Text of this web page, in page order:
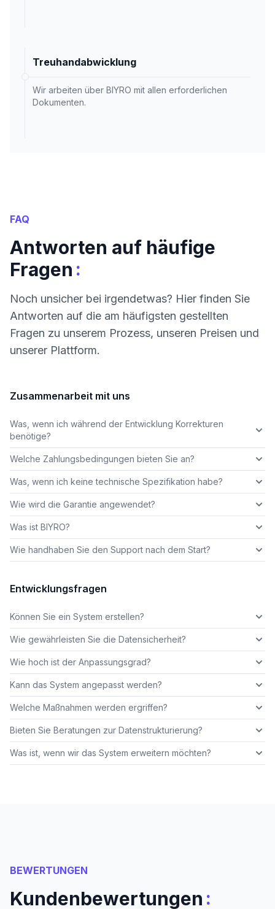
Treuhandabwicklung
Wir arbeiten über BIYRO mit allen erforderlichen
Dokumenten.
FAQ
Antworten auf häufige
Fragen :
Noch unsicher bei irgendetwas? Hier finden Sie
Antworten auf die am häufigsten gestellten
Fragen zu unserem Prozess, unseren Preisen und
unserer Plattform.
Zusammenarbeit mit uns
Was, wenn ich während der Entwicklung Korrekturen
benötige?
Welche Zahlungsbedingungen bieten Sie an?
Was, wenn ich keine technische Spezifikation habe?
Wie wird die Garantie angewendet?
Was ist BIYRO?
Wie handhaben Sie den Support nach dem Start?
Entwicklungsfragen
Können Sie ein System erstellen?
Wie gewährleisten Sie die Datensicherheit?
Wie hoch ist der Anpassungsgrad?
Kann das System angepasst werden?
Welche Maßnahmen werden ergriffen?
Bieten Sie Beratungen zur Datenstrukturierung?
Was ist, wenn wir das System erweitern möchten?
BEWERTUNGEN
Kundenbewertungen :